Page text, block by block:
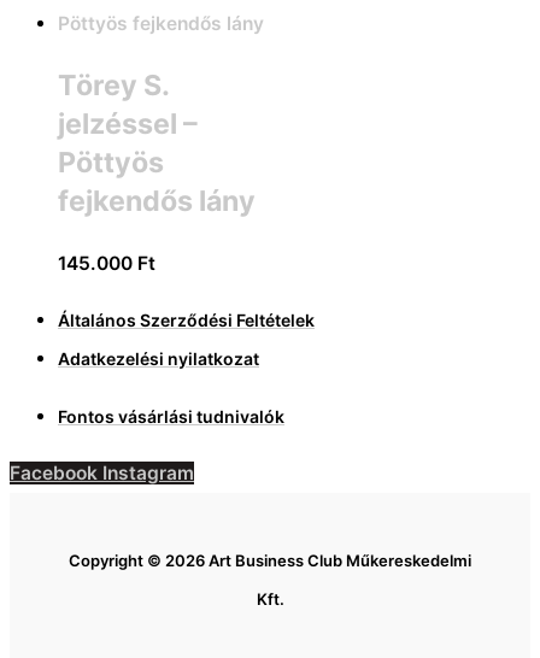
Törey S.
jelzéssel –
Pöttyös
fejkendős lány
145.000 Ft
Általános Szerződési Feltételek
Adatkezelési nyilatkozat
Fontos vásárlási tudnivalók
Facebook Instagram
Copyright © 2026 Art Business Club Műkereskedelmi
Kft.